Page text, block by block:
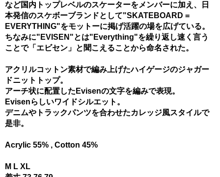
など国内トップレベルのスケーターをメンバーに加え、日
本発信のスケボーブランドとして"SKATEBOARD =
EVERYTHING"をモットーに掲げ活躍の場を広げている。
ちなみに"EVISEN"とは"Everything"を繰り返し速く言う
ことで「エビセン」と聞こえることから命名された。
アクリルコットン素材で編み上げたハイゲージのジャガー
ドニットトップ。
アーチ状に配置したEvisenの文字を編みで表現。
Evisenらしいワイドシルエット。
デニムやトラックパンツを合わせたカレッジ風スタイルで
是非。
Acrylic 55% , Cotton 45%
M L XL